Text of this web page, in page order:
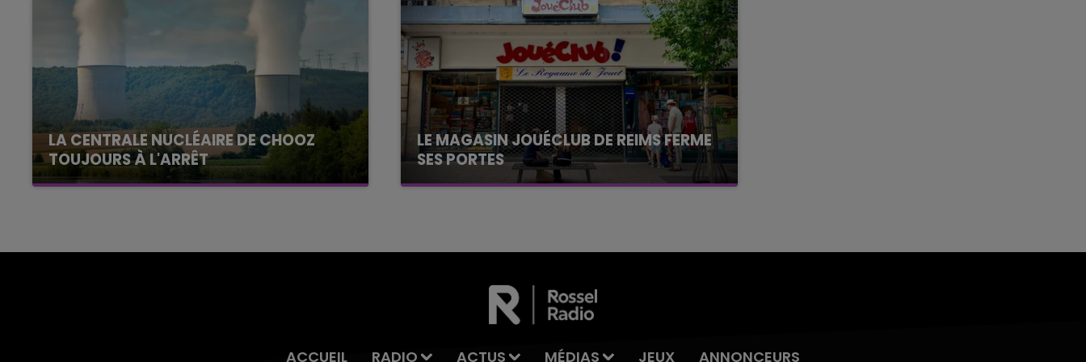
LA CENTRALE NUCLÉAIRE DE CHOOZ
TOUJOURS À L'ARRÊT
Cela fait déjà une semaine que la centrale
LE MAGASIN JOUÉCLUB DE REIMS FERME
SES PORTES
C'était l'une des institutions du centre-ville
ACCUEIL RADIO ACTUS MÉDIAS JEUX ANNONCEURS